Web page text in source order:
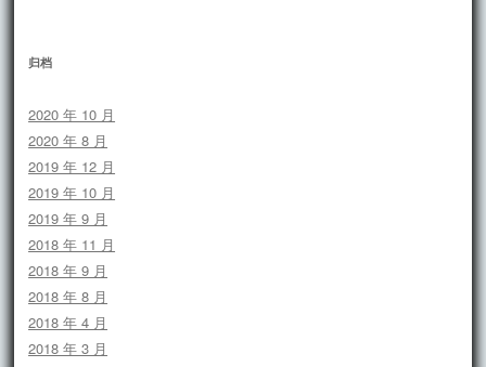
归档
2020 年 10 月
2020 年 8 月
2019 年 12 月
2019 年 10 月
2019 年 9 月
2018 年 11 月
2018 年 9 月
2018 年 8 月
2018 年 4 月
2018 年 3 月